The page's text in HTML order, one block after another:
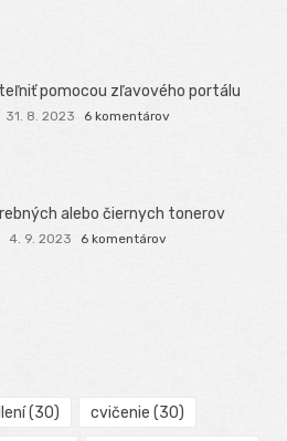
pomocou zľavového portálu
31. 8. 2023 6 komentárov
alebo čiernych tonerov
4. 9. 2023 6 komentárov
(30) cvičenie (30)